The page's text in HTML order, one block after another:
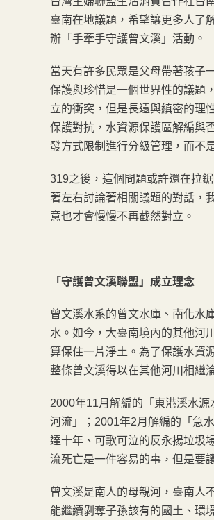
臺南在地議題，希望讓更多人了
辦「手牽手守護曾文溪」活動。
當天有許多民眾是父母帶著孩子
保護與珍惜是一個世界性的議題
立的衝突，但是長遠與縝密的理
保護對抗，水資源保護區解編與
發方式限制進行分級管理，而不
319之後，這個問題或許還在拉
著左右討論著相關議題的對話，
意也才會慢慢不再截然對立。
「守護曾文溪聯盟」成立理念
曾文溪水系的曾文水庫、南化水
水。如今，大臺南境內的其他河
算保住一片淨土。為了保護水資
整條曾文溪得以在其他河川相繼
2000年11月解編的「東港溪水
河流」；2001年2月解編的「急
達十年、可歌可泣的反永揚垃圾
流死亡是一件容易的事，但是要
曾文溪是南人的母親河，臺南人
能繼續剝奪子孫該有的國土、環